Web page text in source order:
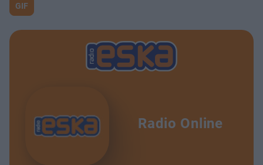
GIF
Radio Online